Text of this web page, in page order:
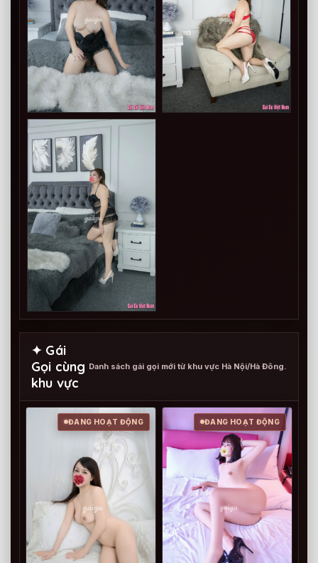
✦ Gái
Gọi cùng
khu vực
Danh sách gái gọi mới từ khu vực Hà Nội/Hà Đông.
ĐANG HOẠT ĐỘNG ĐANG HOẠT ĐỘNG